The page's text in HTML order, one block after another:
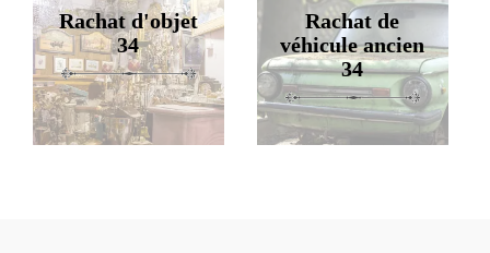
Rachat d'objet
34
Rachat de
véhicule ancien
34